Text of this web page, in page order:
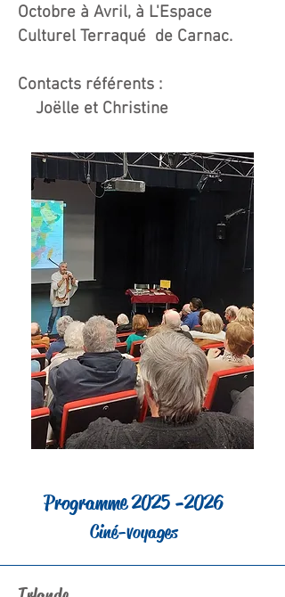
Octobre à Avril, à L'Espace
Culturel Terraqué de Carnac.
Contacts référents :
Joëlle et Christine
Programme2025 -2026
Ciné-voyages